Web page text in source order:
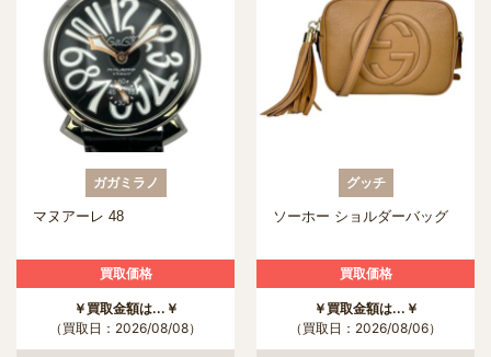
ガガミラノ
マヌアーレ 48
買取価格
￥買取金額は...￥
（買取日：2026/08/08）
グッチ
ソーホー ショルダーバッグ
買取価格
￥買取金額は...￥
（買取日：2026/08/06）